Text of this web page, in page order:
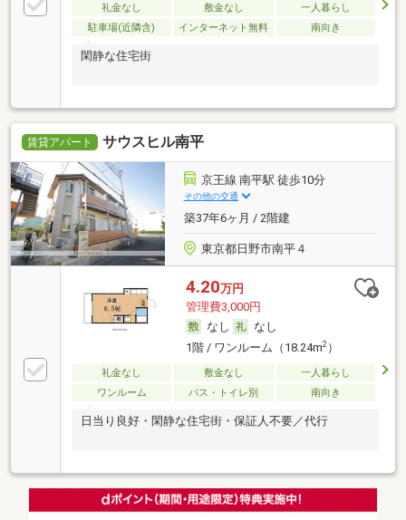
礼金なし 敷金なし
一人暮らし
駐車場(近隣含)
インターネット無料 南向き
閑静な住宅街
賃貸アパート サウスヒル南平
京王線 南平駅 徒歩10分
その他の交通
築37年6ヶ月 / 2階建
東京都日野市南平４
4.20万円
管理費3,000円
なし
なし
1階 / ワンルーム（18.24m2）
礼金なし 敷金なし
一人暮らし
ワンルーム
バス・トイレ別 南向き
日当り良好・閑静な住宅街・保証人不要／代行